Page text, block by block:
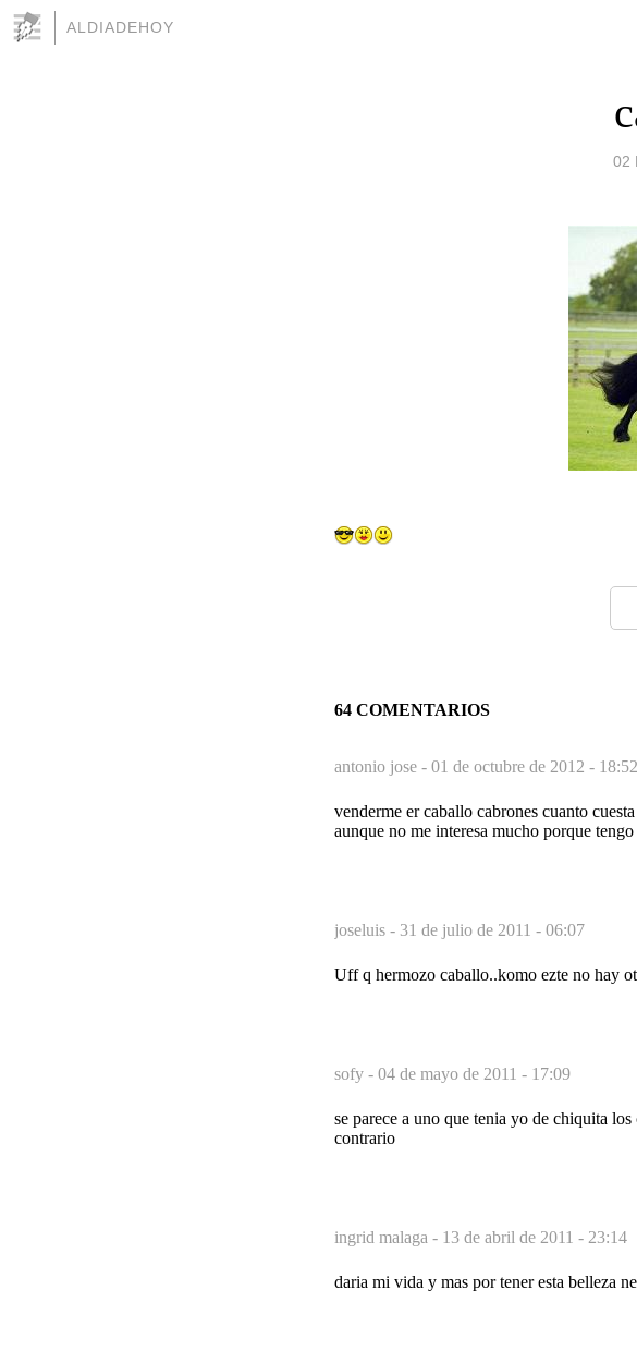
ALDIADEHOY
02
64 COMENTARIOS
antonio jose - 01 de octubre de 2012 - 18:52
venderme er caballo cabrones cuanto cuesta
aunque no me interesa mucho porque
joseluis - 31 de julio de 2011 - 06:07
Uff q hermozo caballo..komo ezte no hay
sofy - 04 de mayo de 2011 - 17:09
se parece a uno que tenia yo de chiquita
contrario
ingrid malaga - 13 de abril de 2011 - 23:14
daria mi vida y mas por tener esta belleza